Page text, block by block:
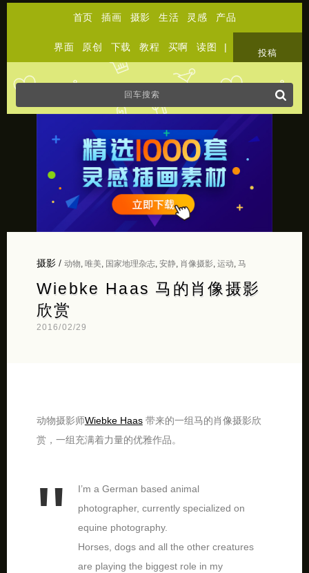
首页 插画 摄影 生活 灵感 产品
界面 原创 下载 教程 买啊 读图 |
投稿
摄影/ 动物 唯美, 国家地理杂志, 安静, 肖像摄影, 运动 马
Wiebke Haas 马的肖像摄影
欣赏
2016/02/29
动物摄影师Wiebke Haas带来的一组马的肖像摄影欣
赏，一组充满着力量的优雅作品。
I’m a German based animal
photographer, currently specialized on
equine photography.
Horses, dogs and all the other creatures
are playing the biggest role in my